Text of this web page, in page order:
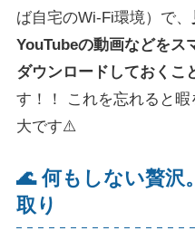
ば自宅のWi-Fi環境）で、
YouTubeの動画などをス
ダウンロードしておくこ
す！！ これを忘れると
大です⚠️
🌊 何もしない贅沢
取り